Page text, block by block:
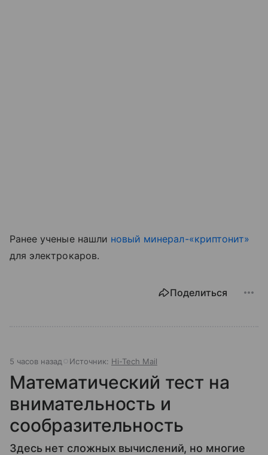
Ранее ученые нашли новый минерал-«криптонит»
для электрокаров.
Поделиться
5 часов назад Источник: Hi-Tech Mail
Математический тест на
внимательность и
сообразительность
Здесь нет сложных вычислений, но многие